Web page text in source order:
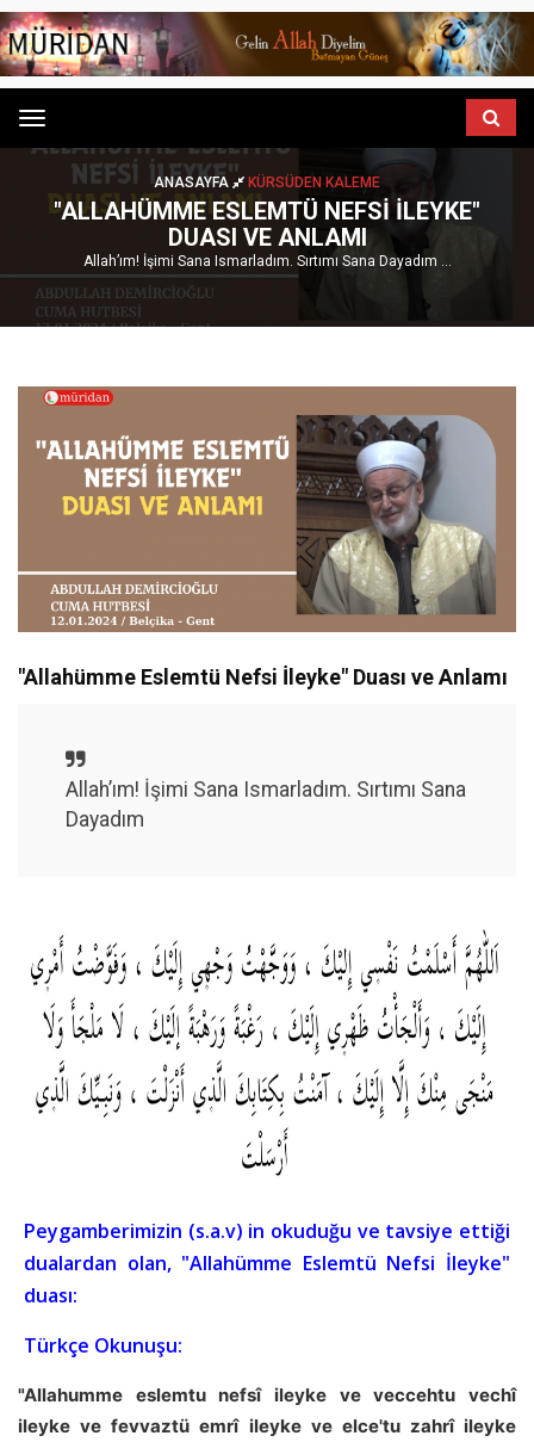
Menu
ANASAYFA KÜRSÜDEN KALEME
"ALLAHÜMME ESLEMTÜ NEFSI İLEYKE"
DUASI VE ANLAMI
Allah’ım! İşimi Sana Ismarladım. Sırtımı Sana Dayadım ...
"Allahümme Eslemtü Nefsi İleyke" Duası ve Anlamı
Allah’ım! İşimi Sana Ismarladım. Sırtımı Sana
Dayadım
Peygamberimizin (s.a.v) in okuduğu ve tavsiye ettiği
dualardan olan, "Allahümme Eslemtü Nefsi İleyke"
duası:
Türkçe Okunuşu:
"Allahumme eslemtu nefsî ileyke ve veccehtu vechî
ileyke ve fevvaztü emrî ileyke ve elce'tu zahrî ileyke